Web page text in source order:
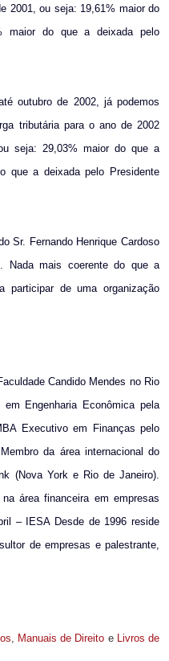
2001, ou seja: 19,61% maior do
maior do que a deixada pelo
outubro de 2002, já podemos
tributária para o ano de 2002
seja: 29,03% maior do que a
que a deixada pelo Presidente
Sr. Fernando Henrique Cardoso
Nada mais coerente do que a
participar de uma organização
Candido Mendes no Rio
Engenharia Econômica pela
Executivo em Finanças pelo
da área internacional do
(Nova York e Rio de Janeiro).
área financeira em empresas
– IESA Desde de 1996 reside
de empresas e palestrante,
, Manuais de Direito e Livros de